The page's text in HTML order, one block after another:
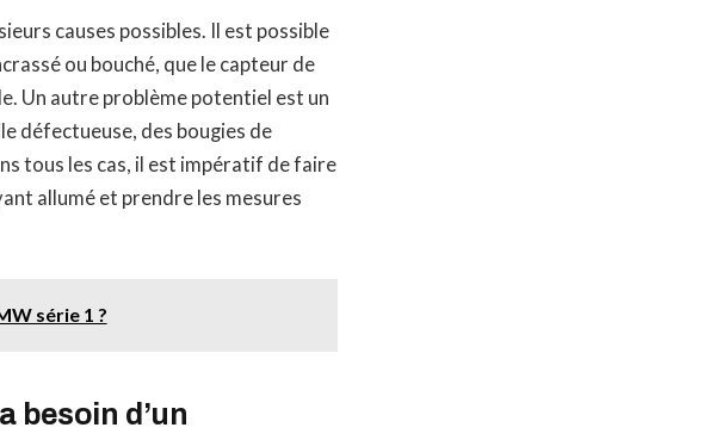
causes possibles. Il est possible
ou bouché, que le capteur de
Un autre problème potentiel est un
défectueuse, des bougies de
tous les cas, il est impératif de faire
allumé et prendre les mesures
série 1 ?
besoin d’un